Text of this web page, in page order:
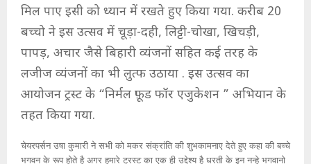
मिल पाए इसी को ध्यान में रखते हुए किया गया. करीब 20
बच्चो ने इस उत्सव में चूड़ा-दही, लिट्टी-चोखा, खिचड़ी,
पापड़, अचार जैसे बिहारी व्यंजनों सहित कई तरह के
लजीज व्यंजनों का भी लुत्फ उठाया . इस उत्सव का
आयोजन ट्रस्ट के “निर्मल फ़ूड फॉर एजुकेशन ” अभियान के
तहत किया गया.
चेयरपर्सन उषा कुमारी ने सभी को मकर संक्रांति की शुभकामनाए देते हुए कहा की बच्चे
भगवन के रूप होते है अगर हमारे ट्रस्ट का एक ही उद्देश्य है धरती के इन नन्हे भगवानो